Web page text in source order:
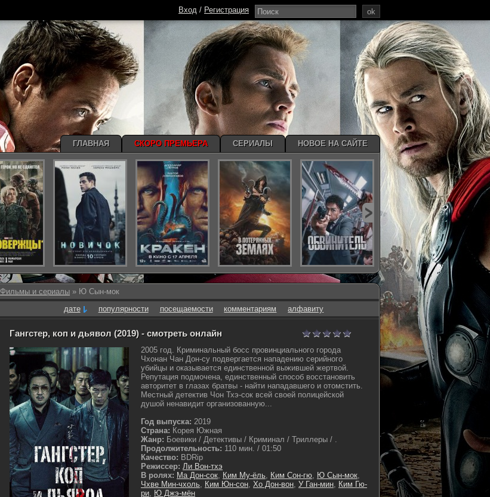
Фильмы и сериалы » Ю Сын-мок
дате
популярности посещаемости комментариям алфавиту
Гангстер, коп и дьявол (2019) - смотреть онлайн
2005 год. Криминальный босс провинциального города
Чхонан Чан Дон-су подвергается нападению серийного
убийцы и оказывается единственной выжившей жертвой.
Репутация подмочена, единственный способ восстановить
авторитет в глазах братвы - найти нападавшего и отомстить.
Местный детектив Чон Тхэ-сок всей своей полицейской
душой ненавидит организованную...
Год выпуска: 2019
Страна: Корея Южная
Жанр: Боевики / Детективы / Криминал / Триллеры / .
Продолжительность: 110 мин. / 01:50
Качество: BDRip
Режиссер: Ли Вон-тхэ
В ролях: Ма Дон-сок, Ким Му-ёль, Ким Сон-гю, Ю Сын-мок,
Чхве Мин-чхоль, Ким Юн-сон, Хо Дон-вон, У Ган-мин, Ким Гю-
ри, Ю Джэ-мён
ok
Вход / Регистрация
ГЛАВНАЯ СКОРО ПРЕМЬЕРА СЕРИАЛЫ НОВОЕ НА САЙТЕ